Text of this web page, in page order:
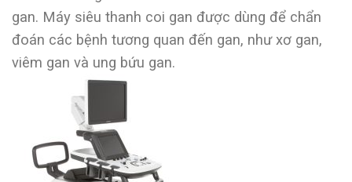
gan. Máy siêu thanh coi gan được dùng để chẩn
đoán các bệnh tương quan đến gan, như xơ gan,
viêm gan và ung bứu gan.